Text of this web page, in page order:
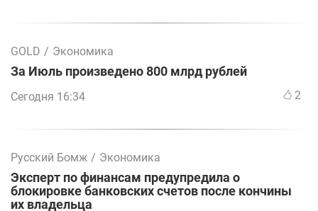
GOLD / Экономика
За Июль произведено 800 млрд рублей
Сегодня 16:34 2
Русский Бомж / Экономика
Эксперт по финансам предупредила о
блокировке банковских счетов после кончины
их владельца